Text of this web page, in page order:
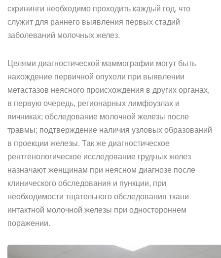
скрининги необходимо проходить каждый год, что
служит для раннего выявления первых стадий
заболеваний молочных желез.
Целями диагностической маммографии могут быть
нахождение первичной опухоли при выявлении
метастазов неясного происхождения в других органах,
в первую очередь, регионарных лимфоузлах и
яичниках; обследование молочной железы после
травмы; подтверждение наличия узловых образований
в проекции железы. Так же диагностическое
рентгенологическое исследование грудных желез
назначают женщинам при неясном диагнозе после
клинического обследования и пункции, при
необходимости тщательного обследования ткани
интактной молочной железы при одностороннем
поражении.